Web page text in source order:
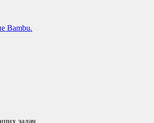
Bambu.
задач.